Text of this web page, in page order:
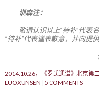
训森注：
敬请认识以上“待补”代表
“待补”代表谨表歉意，并向提
2014.10.26，《罗氏通谱》北京第
LUOXUNSEN 5 COMMENTS